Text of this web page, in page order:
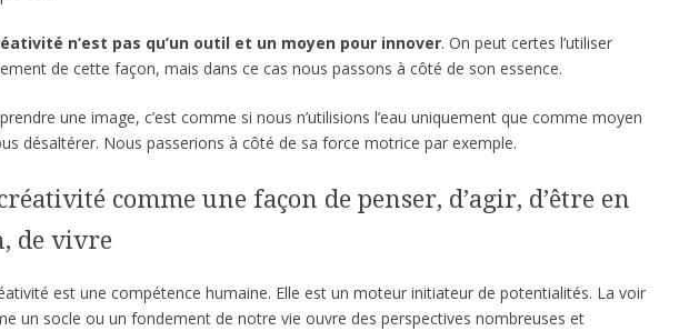
n’est pas qu’un outil et un moyen pour innover. On peut certes l’utiliser
de cette façon, mais dans ce cas nous passons à côté de son essence.
une image, c’est comme si nous n’utilisions l’eau uniquement que comme moyen
désaltérer. Nous passerions à côté de sa force motrice par exemple.
comme une façon de penser, d’agir, d’être en
de vivre
est une compétence humaine. Elle est un moteur initiateur de potentialités. La voir
un socle ou un fondement de notre vie ouvre des perspectives nombreuses et